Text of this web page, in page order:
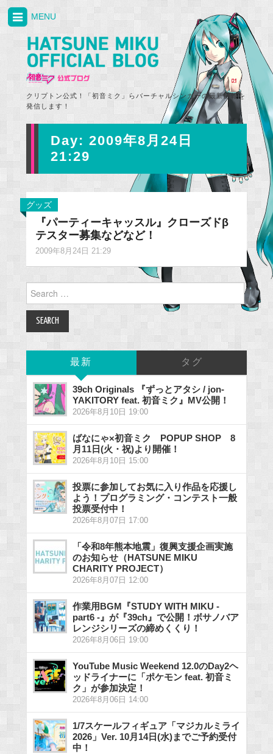
クリプトン公式！「初音ミク」らバーチャルシンガーの最新情報を
発信します！
MENU
Day: 2009年8月24日
21:29
グッズ
『パーティーキャッスル』クローズドβ
テスター募集などなど！
2009年8月24日 21:29
Search
for:
最新 タグ
39ch Originals 『ずっとアタシ / jon-
YAKITORY feat. 初音ミク』MV公開！
2026年8月10日 19:00
ばなにゃ×初音ミク POPUP SHOP 8
月11日(火・祝)より開催！
2026年8月10日 15:00
投票に参加してお気に入り作品を応援し
よう！プログラミング・コンテスト一般
投票受付中！
2026年8月07日 17:00
「令和8年熊本地震」復興支援企画実施
のお知らせ（HATSUNE MIKU
CHARITY PROJECT）
2026年8月07日 12:00
作業用BGM『STUDY WITH MIKU -
part6 -』が『39ch』で公開！ボサノバア
レンジシリーズの締めくくり！
2026年8月06日 19:00
YouTube Music Weekend 12.0のDay2ヘ
ッドライナーに「ポケモン feat. 初音ミ
ク」が参加決定！
2026年8月06日 14:00
1/7スケールフィギュア「マジカルミライ
2026」Ver. 10月14日(水)までご予約受付
中！